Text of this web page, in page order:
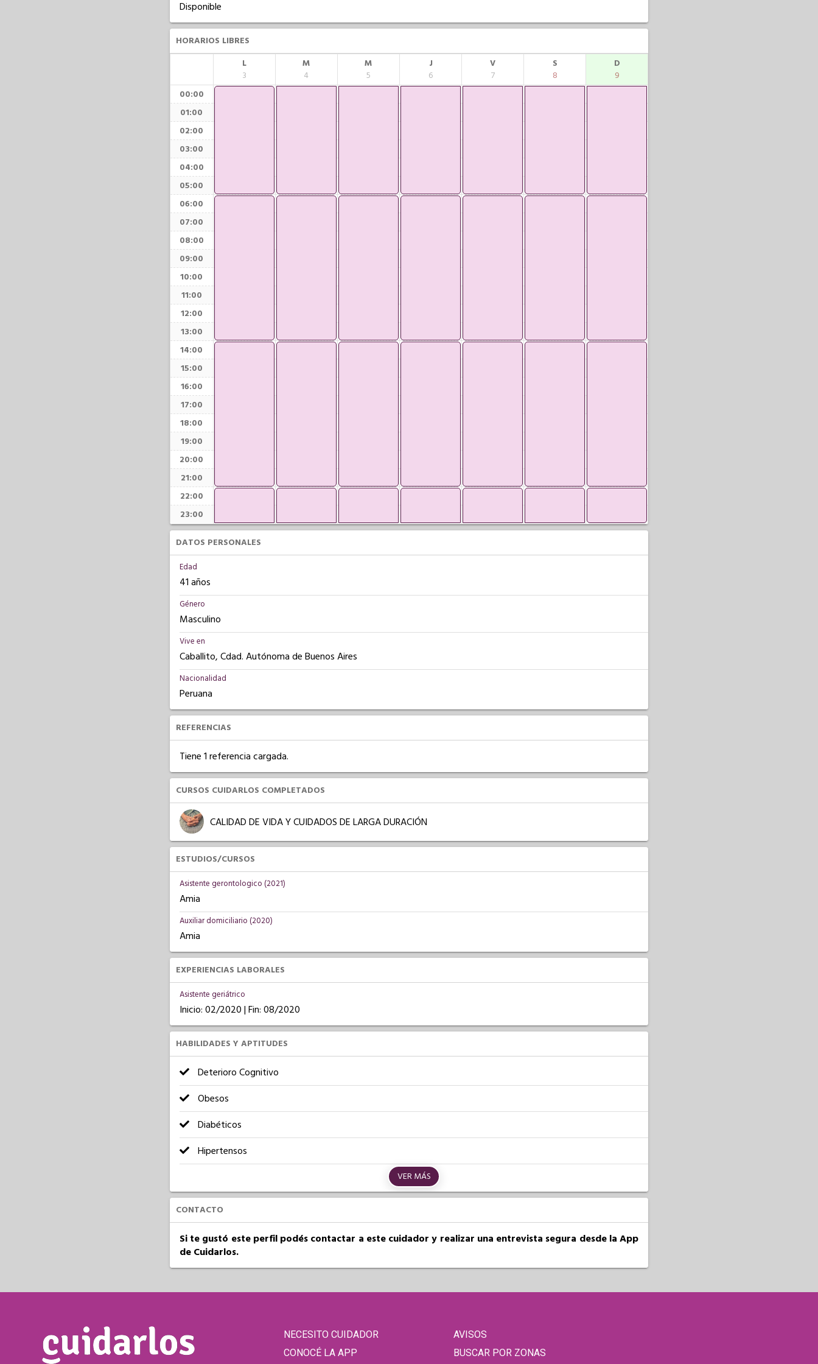
Disponible
HORARIOS LIBRES
L
3
M
4
M
5
J
6
V
7
S
8
D
9
00:00
01:00
02:00
03:00
04:00
05:00
06:00
07:00
08:00
09:00
10:00
11:00
12:00
13:00
14:00
15:00
16:00
17:00
18:00
19:00
20:00
21:00
22:00
23:00
DATOS PERSONALES
Edad
41 años
Género
Masculino
Vive en
Caballito, Cdad. Autónoma de Buenos Aires
Nacionalidad
Peruana
REFERENCIAS
Tiene 1 referencia cargada.
CURSOS CUIDARLOS COMPLETADOS
CALIDAD DE VIDA Y CUIDADOS DE LARGA DURACIÓN
ESTUDIOS/CURSOS
Asistente gerontologico (2021)
Amia
Auxiliar domiciliario (2020)
Amia
EXPERIENCIAS LABORALES
Asistente geriátrico
Inicio: 02/2020 | Fin: 08/2020
HABILIDADES Y APTITUDES
Deterioro Cognitivo
Obesos
Diabéticos
Hipertensos
VER MÁS
CONTACTO
Si te gustó este perfil podés contactar a este cuidador y realizar una entrevista segura desde la App
de Cuidarlos.
NECESITO CUIDADOR
CONOCÉ LA APP
AVISOS
BUSCAR POR ZONAS